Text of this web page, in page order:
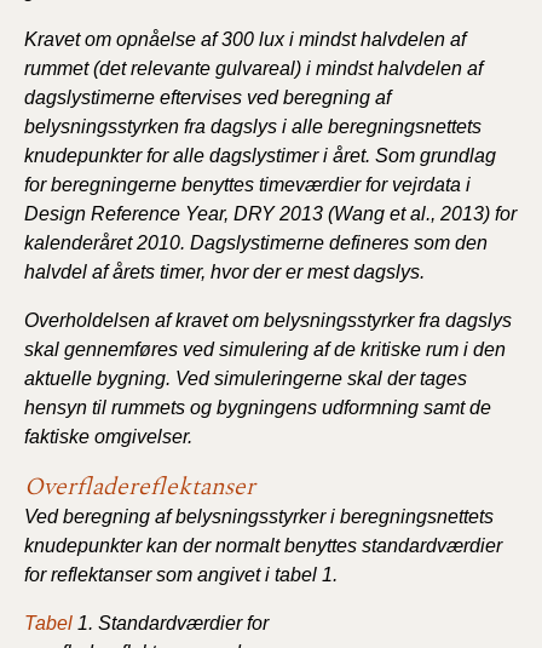
Kravet om opnåelse af 300 lux i mindst halvdelen af
rummet (det relevante gulvareal) i mindst halvdelen af
dagslystimerne eftervises ved beregning af
belysningsstyrken fra dagslys i alle beregningsnettets
knudepunkter for alle dagslystimer i året. Som grundlag
for beregningerne benyttes timeværdier for vejrdata i
Design Reference Year, DRY 2013 (Wang et al., 2013) for
kalenderåret 2010. Dagslystimerne defineres som den
halvdel af årets timer, hvor der er mest dagslys.
Overholdelsen af kravet om belysningsstyrker fra dagslys
skal gennemføres ved simulering af de kritiske rum i den
aktuelle bygning. Ved simuleringerne skal der tages
hensyn til rummets og bygningens udformning samt de
faktiske omgivelser.
Overfladereflektanser
Ved beregning af belysningsstyrker i beregningsnettets
knudepunkter kan der normalt benyttes standardværdier
for reflektanser som angivet i tabel 1.
Tabel 1. Standardværdier for